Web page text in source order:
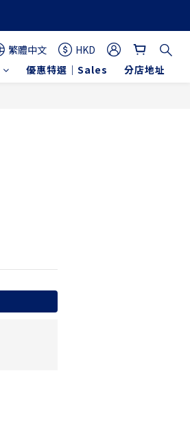
繁體中文
HKD
優惠特選｜Sales 分店地址